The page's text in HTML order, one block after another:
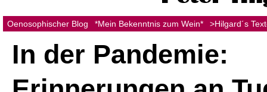
Oenosophischer Blog *Mein Bekenntnis zum Wein* >Hilgard´s
In der Pandemie: